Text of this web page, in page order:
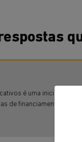
é uma iniciativa
de financiamento com